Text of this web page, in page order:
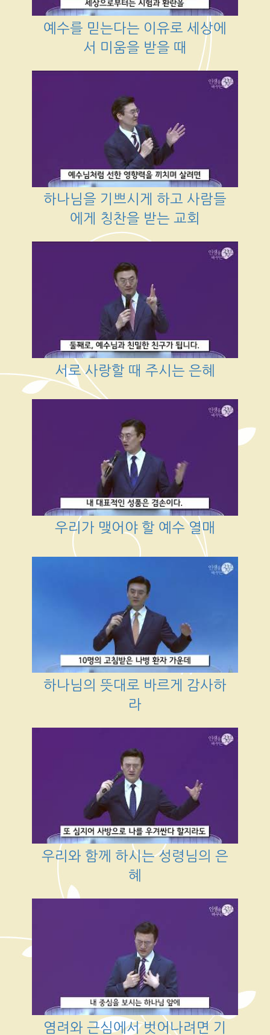
예수를 믿는다는 이유로 세상에
서 미움을 받을 때
하나님을 기쁘시게 하고 사람들
에게 칭찬을 받는 교회
서로 사랑할 때 주시는 은혜
우리가 맺어야 할 예수 열매
하나님의 뜻대로 바르게 감사하
라
우리와 함께 하시는 성령님의 은
혜
염려와 근심에서 벗어나려면 기